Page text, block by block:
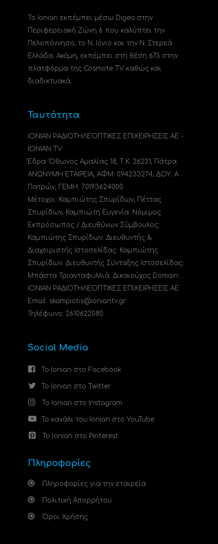
Το Ionian εκπέμπει μέσω Digea στην
Περιφερειακή Ζώνη 6 που καλύπτει την
Πελοπόννησο, το N. Ιόνιο και την Ν. Στερεά
Ελλάδα. Ακόμη, εκπέμπει στη θέση 673 στην
πλατφόρμα της Cosmote TV καθώς και
διαδικτυακά.
Ταυτότητα
ΙΟΝΙΑΝ ΡΑΔΙΟΤΗΛΕΟΠΤΙΚΕΣ ΕΠΙΧΕΙΡΗΣΕΙΣ ΑΕ -
IONIAN TV
Έδρα: Όθωνος Αμαλίας 18, Τ.Κ. 26221, Πάτρα.
ΑΝΩΝΥΜΗ ΕΤΑΙΡΕΙΑ, ΑΦΜ: 094233274, ΔΟΥ: A
Πατρών, ΓΕΜΗ: 70193624000.
Μέτοχοι: Καμπιώτης Σπυρίδων, Πέττας
Σπυρίδων, Καμπιώτη Ευγενία. Νόμιμος
Εκπρόσωπος / Διευθύνων Σύμβουλος:
Καμπιώτης Σπυρίδων. Διευθυντής &
Διαχειριστής Ιστοσελίδας: Καμπιώτης
Σπυρίδων. Διευθυντής Σύνταξης Ιστοσελίδας:
Μπάστα Τριανταφυλλιά. Δικαιούχος Domain:
ΙΟΝΙΑΝ ΡΑΔΙΟΤΗΛΕΟΠΤΙΚΕΣ ΕΠΙΧΕΙΡΗΣΕΙΣ ΑΕ
Email: skampiotis@ioniantv.gr
Τηλέφωνο: 2610622080.
Social Media
Το Ionian στο Facebook
Το Ionian στο Twitter
Το Ionian στο Instagram
Το κανάλι του Ionian στο YouTube
Το Ionian στο Pinterest
Πληροφορίες
Πληροφορίες για την εταιρεία
Πολιτική Απορρήτου
Όροι Χρήσης